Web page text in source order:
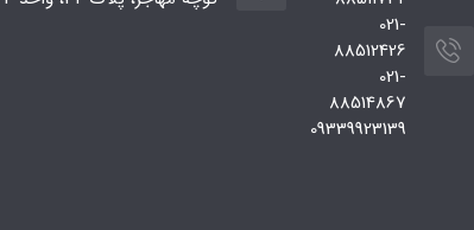
021-
88512426
021-
88514867
09339923139